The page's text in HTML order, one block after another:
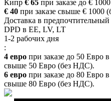
Кипр € 65 при заказе до €
€ 40 при заказе свыше € 1000
Доставка в
DPD в EE, LV, LT
1-2 рабочих дня
:
4 евро при заказе до 50 Евро
свыше 50 Евро (без НДС).
6 евро при заказе до 80 Евро
свыше 80 Евро (без НДС).